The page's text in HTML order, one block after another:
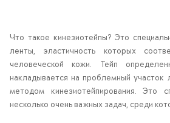
Что такое кинезиотейпы? Это
ленты, эластичность которых
человеческой кожи. Тейп
накладывается на проблемный участок
методом кинезиотейпирования. Это
несколько очень важных задач, среди